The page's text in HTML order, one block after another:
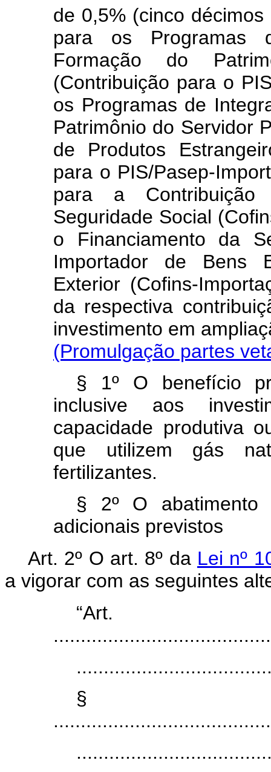
de 0,5% (cinco
para os Programas
Formação do
(Contribuição para o
os Programas de
Patrimônio do Servidor
de Produtos
para o PIS/Pasep-
para a
Seguridade Social
o Financiamento da
Importador de Bens
Exterior (Cofins-
da respectiva
investimento em
(Promulgação partes
§ 1º O benefício
inclusive aos
capacidade produtiva
que utilizem gás
fertilizantes.
§ 2º O abatimento
adicionais previstos
Art. 2º O art. 8º da Lei nº
a vigorar com as seguintes
§